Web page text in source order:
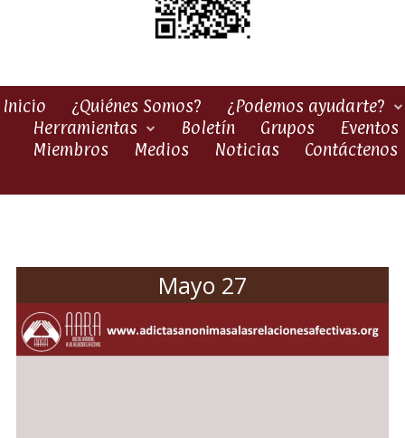
Inicio ¿Quiénes Somos?
¿Podemos ayudarte?
Herramientas
Boletín Grupos
Eventos
Miembros
Medios Noticias Contáctenos
Mayo 27